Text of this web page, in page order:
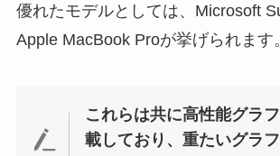
優れたモデルとしては、Microsoft
Apple MacBook Proが挙げられます。
これらは共に高性能グラ
載しており、重たいグラ